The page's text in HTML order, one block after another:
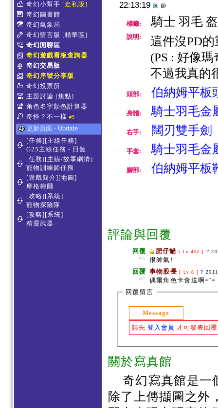
奇幻小幫手 [走私販]
奇幻圖書館
奇幻氣象局
奇幻留言版 [精華區]
奇幻閒聊區
奇幻遊戲看板查詢器
奇幻交易版
奇幻序號分享版
奇幻投票所
主題討論 [焦點]
角色名字顏色計算器
奇怪？不一樣 #5
更新頁面 - Update
[任務][主線任務]
G25主線任務 - 日蝕
[任務][主線/故事劇情]
寵物訓練師任務
[遊戲簡介][地圖]
摩格梅爾
[攻略][系統]
寵物探險隊
[攻略][系統]
精靈武器
22:13:19
標籤: 騎士 羽毛
說明:
這件沒PD
(PS : 好像
不過我真的
頭部: 伯納姆平板
身體: 騎士羽毛金
右手: 闊刃雙手劍
手套: 騎士羽毛金
腳部: 伯納姆平板
評論與回覆
回覆
#1
肥仔貓 [ Lv.402 ] ?
很帥氣!
回覆
#2
事物股長 [ Lv.8 ]?
偶爾角色卡會送啊=ˇ=
回覆留言
Message
請先 登入會員 才可發表回
關於寫真館
奇幻寫真館是一
除了上傳擷圖之外